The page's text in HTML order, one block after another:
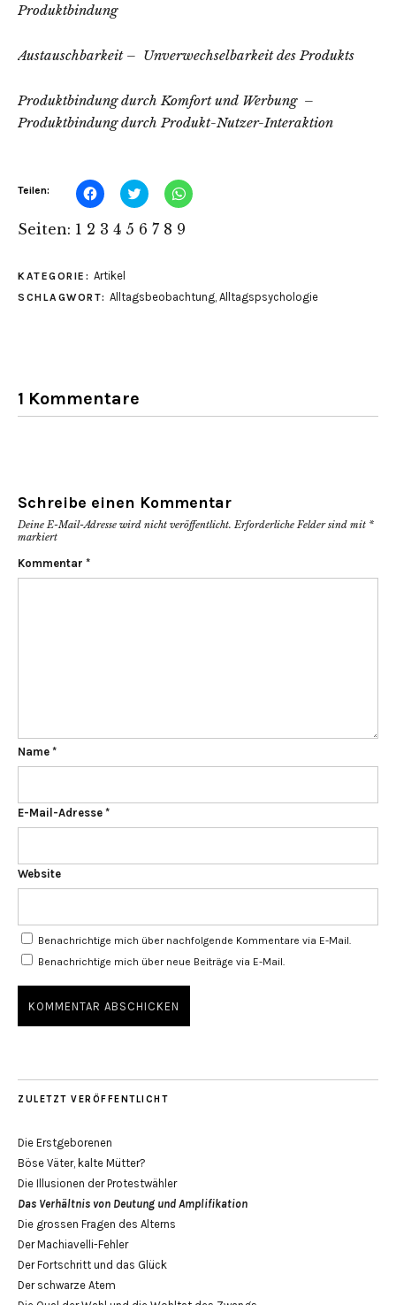
Produktbindung
Austauschbarkeit – Unverwechselbarkeit des Produkts
Produktbindung durch Komfort und Werbung –
Produktbindung durch Produkt-Nutzer-Interaktion
Teilen: Klick,
um
Facebook
zu
in
neuem
Fenster
geöffnet)
Klick,
um
Twitter
zu
Fenster
geöffnet)
Klicken,
um
Fenster
geöffnet)
Seiten: 1 2 3 4 5 6 7 8 9
KATEGORIE: Artikel
SCHLAGWORT: Alltagsbeobachtung Alltagspsychologie
1 Kommentare
Schreibe einen Kommentar
Deine E-Mail-Adresse wird nicht veröffentlicht. Erforderliche Felder sind mit *
markiert
Kommentar *
Name *
E-Mail-Adresse *
Website
Benachrichtige mich über nachfolgende Kommentare via E-Mail.
Benachrichtige mich über neue Beiträge via E-Mail.
ZULETZT VERÖFFENTLICHT
Die Erstgeborenen
Böse Väter, kalte Mütter?
Die Illusionen der Protestwähler
Das Verhältnis von Deutung und Amplifikation
Die grossen Fragen des Alterns
Der Machiavelli-Fehler
Der Fortschritt und das Glück
Der schwarze Atem